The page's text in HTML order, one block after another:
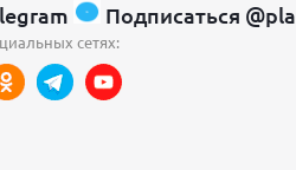
Подписаться
сетях: